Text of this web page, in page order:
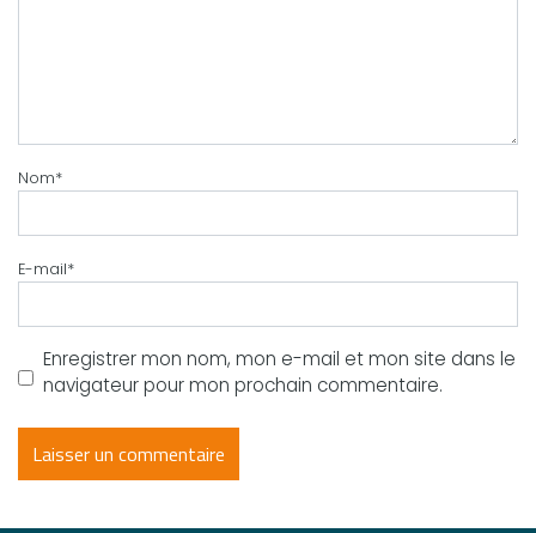
Nom*
E-mail*
Enregistrer mon nom, mon e-mail et mon site dans le
navigateur pour mon prochain commentaire.